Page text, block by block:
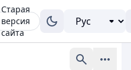
Старая
версия
сайта